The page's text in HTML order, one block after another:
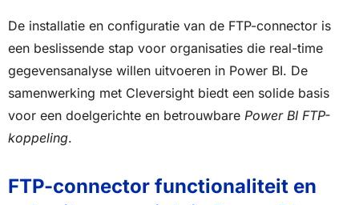
De installatie en configuratie van de FTP-connector is
een beslissende stap voor organisaties die real-time
gegevensanalyse willen uitvoeren in Power BI. De
samenwerking met Cleversight biedt een solide basis
voor een doelgerichte en betrouwbare Power BI FTP-
koppeling.
FTP-connector functionaliteit en